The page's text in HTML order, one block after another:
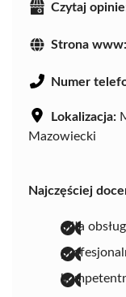
Czytaj
Strona www:
Numer
Lokalizacja:
Mazowiecki
Najczęściej
miła